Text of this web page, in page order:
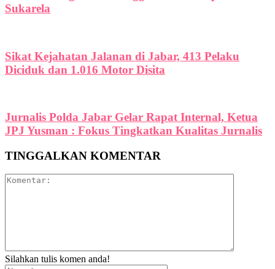
Sukarela
Sikat Kejahatan Jalanan di Jabar, 413 Pelaku
Diciduk dan 1.016 Motor Disita
Jurnalis Polda Jabar Gelar Rapat Internal, Ketua
JPJ Yusman : Fokus Tingkatkan Kualitas Jurnalis
TINGGALKAN KOMENTAR
Silahkan tulis komen anda!